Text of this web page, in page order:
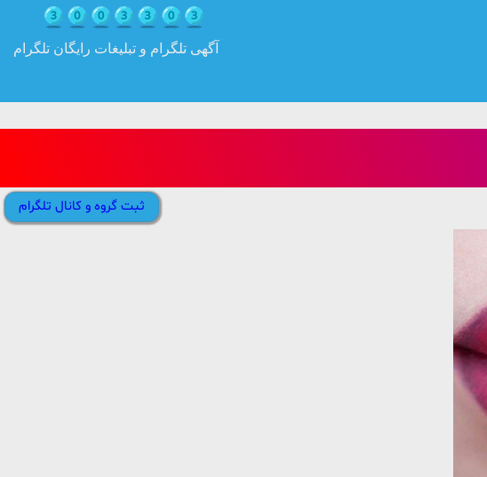
آگهی تلگرام و تبلیغات رایگان تلگرام
ثبت گروه و کانال تلگرام